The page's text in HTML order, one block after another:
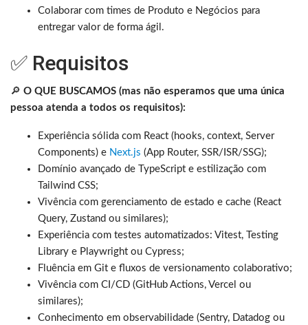
Colaborar com times de Produto e Negócios para
entregar valor de forma ágil.
✅ Requisitos
🔎 O QUE BUSCAMOS (mas não esperamos que uma única
pessoa atenda a todos os requisitos):
Experiência sólida com React (hooks, context, Server
Components) e Next.js (App Router, SSR/ISR/SSG);
Domínio avançado de TypeScript e estilização com
Tailwind CSS;
Vivência com gerenciamento de estado e cache (React
Query, Zustand ou similares);
Experiência com testes automatizados: Vitest, Testing
Library e Playwright ou Cypress;
Fluência em Git e fluxos de versionamento colaborativo;
Vivência com CI/CD (GitHub Actions, Vercel ou
similares);
Conhecimento em observabilidade (Sentry, Datadog ou